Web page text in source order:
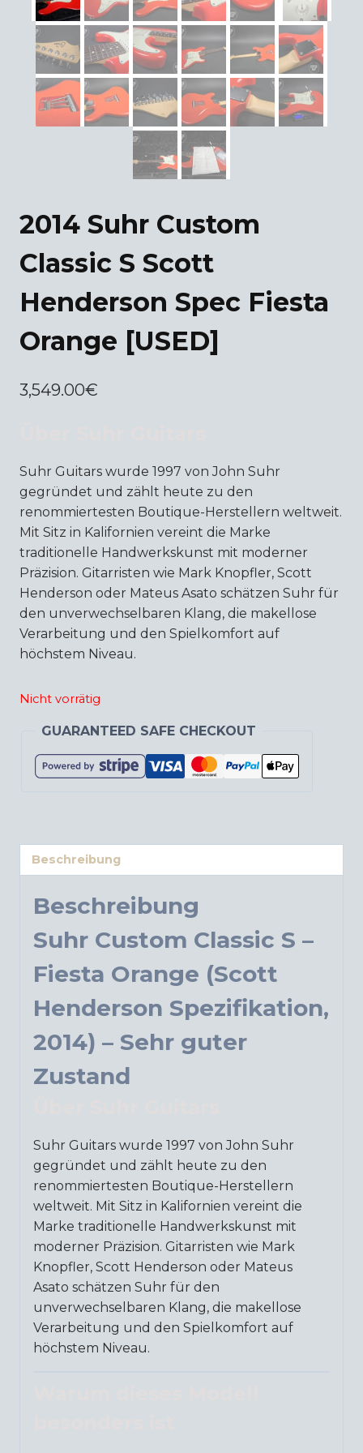
2014 Suhr Custom
Classic S Scott
Henderson Spec Fiesta
Orange [USED]
3,549.00€
Suhr Guitars wurde 1997 von John Suhr
gegründet und zählt heute zu den
renommiertesten Boutique-Herstellern weltweit.
Mit Sitz in Kalifornien vereint die Marke
traditionelle Handwerkskunst mit moderner
Präzision. Gitarristen wie Mark Knopfler, Scott
Henderson oder Mateus Asato schätzen Suhr für
den unverwechselbaren Klang, die makellose
Verarbeitung und den Spielkomfort auf
höchstem Niveau.
Nicht vorrätig
GUARANTEED SAFE CHECKOUT
Beschreibung
Beschreibung
Suhr Custom Classic S –
Fiesta Orange (Scott
Henderson Spezifikation,
2014) – Sehr guter
Zustand
Suhr Guitars wurde 1997 von John Suhr
gegründet und zählt heute zu den
renommiertesten Boutique-Herstellern
weltweit. Mit Sitz in Kalifornien vereint die
Marke traditionelle Handwerkskunst mit
moderner Präzision. Gitarristen wie Mark
Knopfler, Scott Henderson oder Mateus
Asato schätzen Suhr für den
unverwechselbaren Klang, die makellose
Verarbeitung und den Spielkomfort auf
höchstem Niveau.